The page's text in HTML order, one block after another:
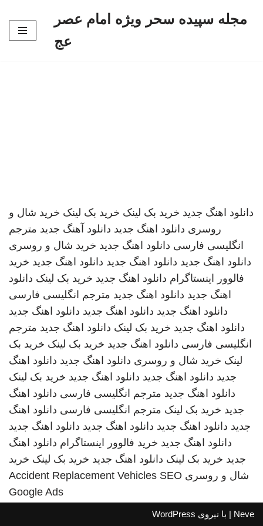
مجله سپیده سحر ویژه امام عصر
عج
دانلود اهنگ جدید خرید بک لینک خرید بک لینک خرید شال و
روسری دانلود اهنگ جدید دانلود آهنگ جدید مترجم
انگلیسی فارسی دانلود اهنگ جدید خرید شال و روسری
دانلود اهنگ جدید دانلود اهنگ جدید دانلود اهنگ جدید خرید
فالوور اینستاگرام دانلود اهنگ جدید خرید بک لینک دانلود
اهنگ جدید دانلود اهنگ جدید مترجم انگلیسی فارسی
دانلود اهنگ جدید دانلود اهنگ جدید دانلود اهنگ جدید
دانلود اهنگ جدید خرید بک لینک دانلود اهنگ جدید مترجم
انگلیسی فارسی دانلود اهنگ جدید خرید بک لینک خرید بک
لینک خرید شال و روسری دانلود اهنگ جدید دانلود اهنگ
جدید دانلود اهنگ جدید دانلود اهنگ جدید خرید بک لینک
دانلود اهنگ جدید مترجم انگلیسی فارسی دانلود اهنگ
جدید خرید بک لینک مترجم انگلیسی فارسی دانلود اهنگ
جدید دانلود اهنگ جدید دانلود اهنگ جدید دانلود اهنگ جدید
دانلود اهنگ جدید خرید فالوور اینستاگرام دانلود اهنگ
جدید خرید بک لینک دانلود اهنگ جدید خرید بک لینک خرید
شال و روسری
Accident Replacement Vehicles SEO
Google Ads
Neve | با نیروی WordPress